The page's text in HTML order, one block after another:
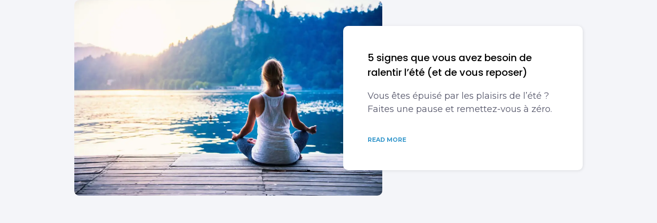
5 signes que vous avez besoin de
ralentir l’été (et de vous reposer)
Vous êtes épuisé par les plaisirs de l’été ?
Faites une pause et remettez-vous à zéro.
READ MORE